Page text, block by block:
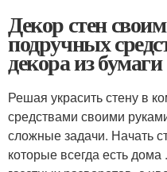
Декор стен
подручных
декора из бумаги
Решая украсить стену в
средствами своими
сложные задачи. Начать
которые всегда есть